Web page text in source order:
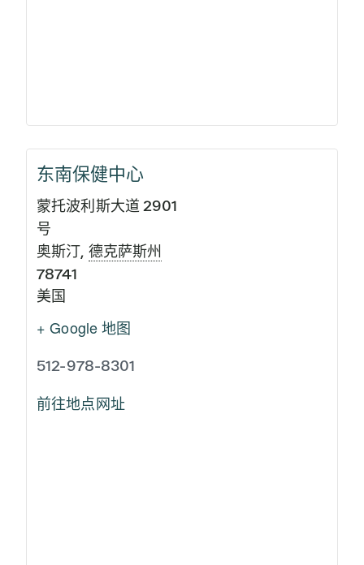
东南保健中心
蒙托波利斯大道 2901
号
奥斯汀, 德克萨斯州
78741
美国
+ Google 地图
512-978-8301
前往地点网址